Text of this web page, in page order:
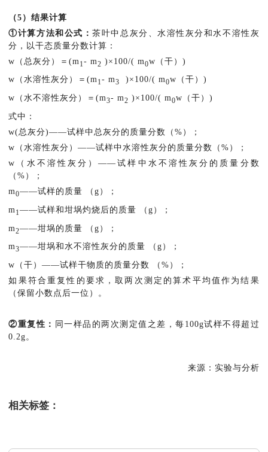
（5）结果计算
①计算方法和公式：茶叶中总灰分、水溶性灰分和水不溶性灰
分，以干态质量分数计算：
w（总灰分）＝(m 1- m2 )×100/( m0w（干）)
w（水溶性灰分）＝(m1- m3 )×100/( m0w（干）)
w（水不溶性灰分）＝(m3- m2 )×100/( m0w（干）)
式中：
w(总灰分)——试样中总灰分的质量分数（%）；
w（水溶性灰分）——试样中水溶性灰分的质量分数（%）；
w（水不溶性灰分）——试样中水不溶性灰分的质量分数
（%）；
m0——试样的质量 （g）；
m 1——试样和坩埚灼烧后的质量 （g）；
m2——坩埚的质量 （g）；
m3——坩埚和水不溶性灰分的质量 （g）；
w（干）——试样干物质的质量分数 （%）；
如果符合重复性的要求，取两次测定的算术平均值作为结果
（保留小数点后一位）。
②重复性：
同一样品的两次测定值之差，每100g试样不得超过
0.2g。
来源：实验与分析
相关标签：